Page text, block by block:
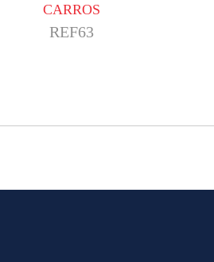
CARROS
REF63